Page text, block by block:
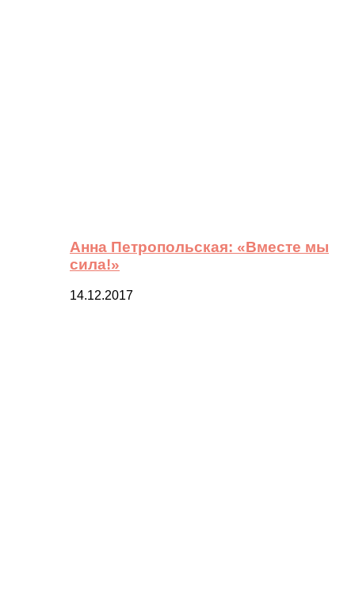
Анна Петропольская: «Вместе мы
сила!»
14.12.2017